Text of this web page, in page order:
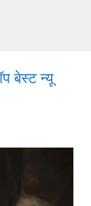
बेस्ट न्यू